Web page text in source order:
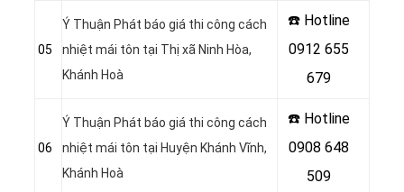
05
Ý Thuận Phát báo giá thi công cách
nhiệt mái tôn tại Thị xã Ninh Hòa,
Khánh Hoà
☎️ Hotline
0912 655
679
06
Ý Thuận Phát báo giá thi công cách
nhiệt mái tôn tại Huyện Khánh Vĩnh,
Khánh Hoà
☎️ Hotline
0908 648
509